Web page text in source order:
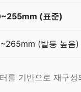
(표준)
(발등 높음)
를 기반으로 재구성